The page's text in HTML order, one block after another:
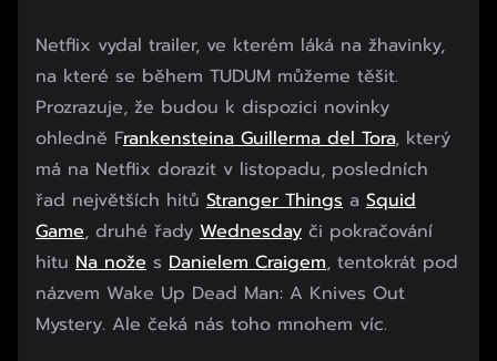
Netflix vydal trailer, ve kterém láká na žhavinky,
na které se během TUDUM můžeme těšit.
Prozrazuje, že budou k dispozici novinky
ohledně Frankensteina Guillerma del Tora, který
má na Netflix dorazit v listopadu, posledních
řad největších hitů Stranger Things a Squid
Game, druhé řady Wednesday či pokračování
hitu Na nože s Danielem Craigem, tentokrát pod
názvem Wake Up Dead Man: A Knives Out
Mystery. Ale čeká nás toho mnohem víc.